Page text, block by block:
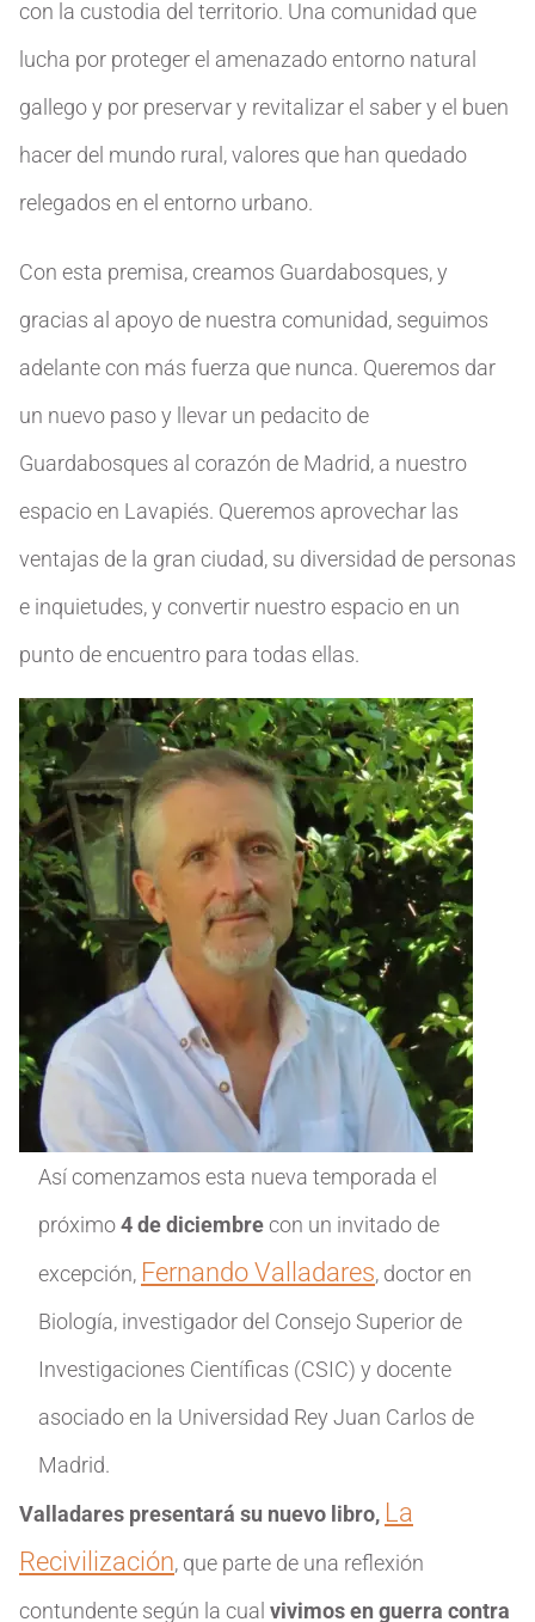
con la custodia del territorio. Una comunidad que
lucha por proteger el amenazado entorno natural
gallego y por preservar y revitalizar el saber y el buen
hacer del mundo rural, valores que han quedado
relegados en el entorno urbano.
Con esta premisa, creamos Guardabosques, y
gracias al apoyo de nuestra comunidad, seguimos
adelante con más fuerza que nunca. Queremos dar
un nuevo paso y llevar un pedacito de
Guardabosques al corazón de Madrid, a nuestro
espacio en Lavapiés. Queremos aprovechar las
ventajas de la gran ciudad, su diversidad de personas
e inquietudes, y convertir nuestro espacio en un
punto de encuentro para todas ellas.
Así comenzamos esta nueva temporada el
próximo4 de diciembre con un invitado de
excepción, Fernando Valladares, doctor en
Biología, investigador del Consejo Superior de
Investigaciones Científicas (CSIC) y docente
asociado en la Universidad Rey Juan Carlos de
Madrid.
Valladares presentará su nuevo libro, La
Recivilización, que parte de una reflexión
contundente según la cual vivimos en guerra contra